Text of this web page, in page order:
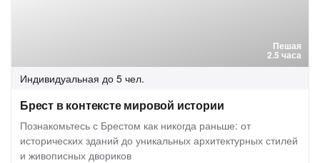
Пешая
2.5 часа
Индивидуальная до 5 чел.
Брест в контексте мировой истории
Познакомьтесь с Брестом как никогда раньше: от
исторических зданий до уникальных архитектурных стилей
и живописных двориков